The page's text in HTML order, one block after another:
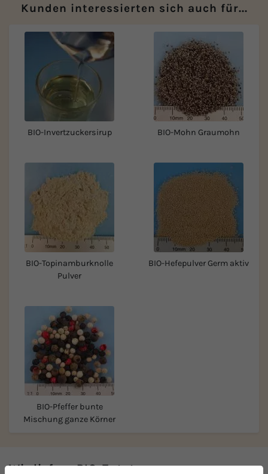
Kunden interessierten sich auch für...
BIO-Invertzuckersirup BIO-Mohn Graumohn
BIO-Topinamburknolle
Pulver
BIO-Hefepulver Germ aktiv
BIO-Pfeffer bunte
Mischung ganze Körner
Wir liefern BIO-Zutaten